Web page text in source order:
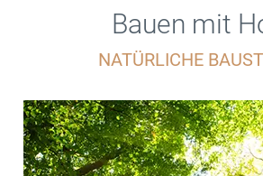
Bauen mit
NATÜRLICHE